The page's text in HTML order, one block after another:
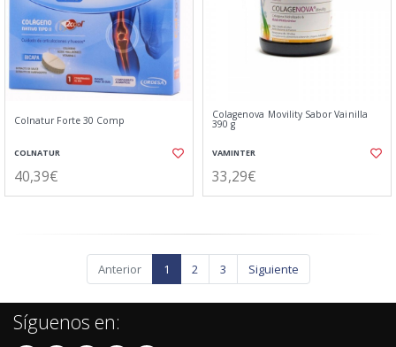
Colnatur Forte 30 Comp
COLNATUR
40,39€
Colagenova Movility Sabor Vainilla
390 g
VAMINTER
33,29€
Anterior 1 2 3 Siguiente
Síguenos en: